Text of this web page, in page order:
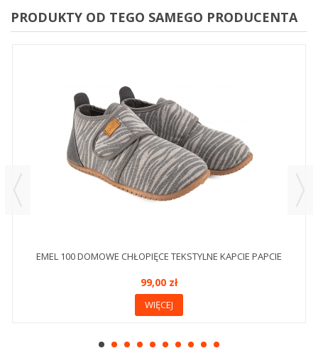
PRODUKTY OD TEGO SAMEGO PRODUCENTA
EMEL 100 DOMOWE CHŁOPIĘCE TEKSTYLNE KAPCIE PAPCIE
99,00 zł
WIĘCEJ